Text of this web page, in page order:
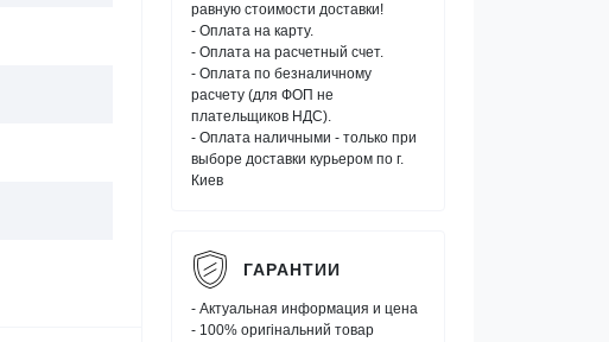
равную стоимости доставки!
- Оплата на карту.
- Оплата на расчетный счет.
- Оплата по безналичному
расчету (для ФОП не
плательщиков НДС).
- Оплата наличными - только при
выборе доставки курьером по г.
Киев
ГАРАНТИИ
- Актуальная информация и цена
- 100% оригінальний товар